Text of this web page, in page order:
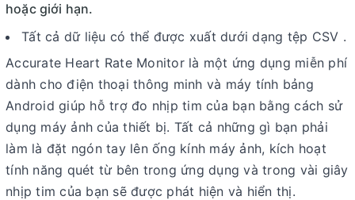
hoặc giới hạn.
Tất cả dữ liệu có thể được xuất dưới dạng tệp CSV .
Accurate Heart Rate Monitor là một ứng dụng miễn phí
dành cho điện thoại thông minh và máy tính bảng
Android giúp hỗ trợ đo nhịp tim của bạn bằng cách sử
dụng máy ảnh của thiết bị. Tất cả những gì bạn phải
làm là đặt ngón tay lên ống kính máy ảnh, kích hoạt
tính năng quét từ bên trong ứng dụng và trong vài giây
nhịp tim của bạn sẽ được phát hiện và hiển thị.